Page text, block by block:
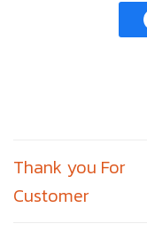
Thank you For
Customer